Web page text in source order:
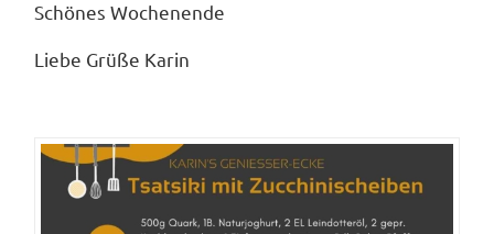
Schönes Wochenende
Liebe Grüße Karin